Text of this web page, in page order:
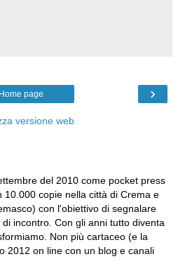
›
Home page
versione web
del 2010 come pocket press
copie nella città di Crema e
con l'obiettivo di segnalare
incontro. Con gli anni tutto diventa
Non più cartaceo (e la
2012 on line con un blog e canali